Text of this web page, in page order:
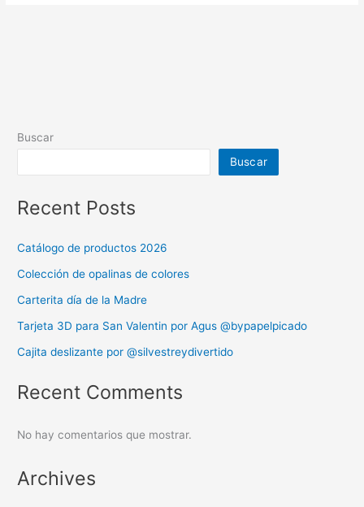
Buscar
Buscar
Recent Posts
Catálogo de productos 2026
Colección de opalinas de colores
Carterita día de la Madre
Tarjeta 3D para San Valentin por Agus @bypapelpicado
Cajita deslizante por @silvestreydivertido
Recent Comments
No hay comentarios que mostrar.
Archives